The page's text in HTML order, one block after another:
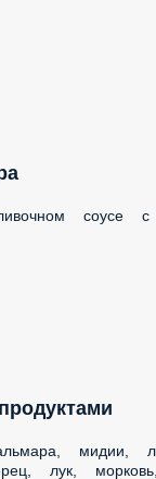
соусе с беконом
мидии, лапша